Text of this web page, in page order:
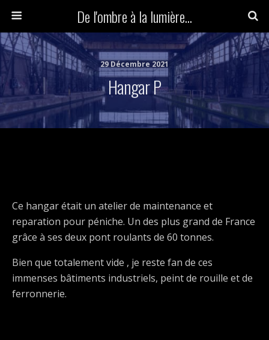
De l'ombre à la lumière...
29 Décembre 2021
Hangar P
Ce hangar était un atelier de maintenance et
reparation pour péniche. Un des plus grand de France
grâce à ses deux pont roulants de 60 tonnes.
Bien que totalement vide , je reste fan de ces
immenses bâtiments industriels, peint de rouille et de
ferronnerie.